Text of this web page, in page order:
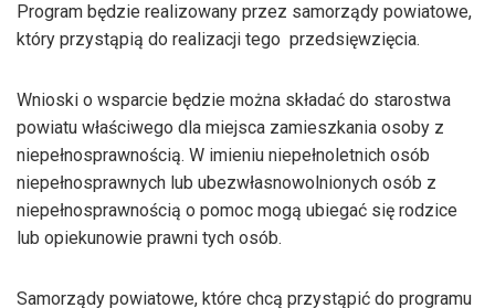
Program będzie realizowany przez samorządy powiatowe,
który przystąpią do realizacji tego przedsięwzięcia.
Wnioski o wsparcie będzie można składać do starostwa
powiatu właściwego dla miejsca zamieszkania osoby z
niepełnosprawnością. W imieniu niepełnoletnich osób
niepełnosprawnych lub ubezwłasnowolnionych osób z
niepełnosprawnością o pomoc mogą ubiegać się rodzice
lub opiekunowie prawni tych osób.
Samorządy powiatowe, które chcą przystąpić do programu